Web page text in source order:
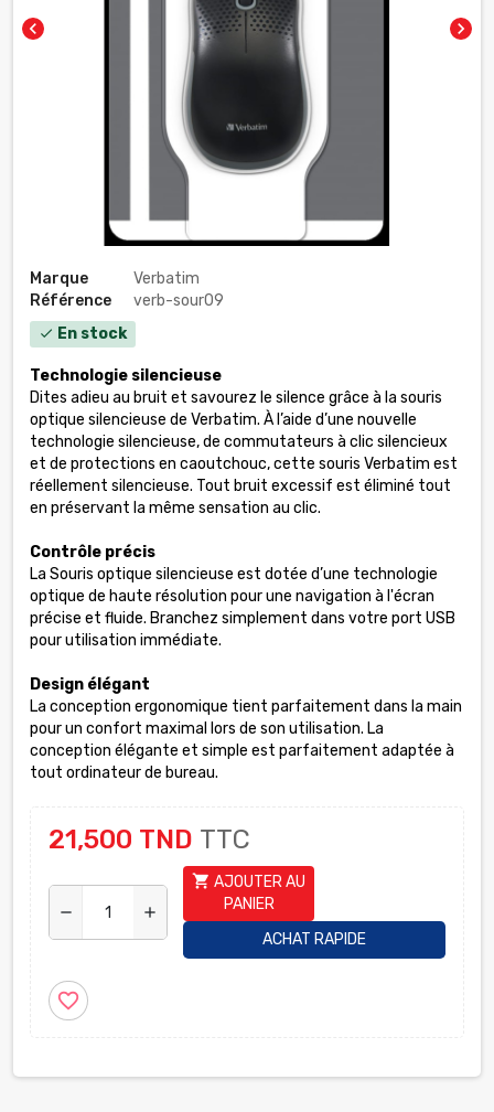
chevron_left chevron_right
Marque
Verbatim
Référence
verb-sour09
check En stock
Technologie silencieuse
Dites adieu au bruit et savourez le silence grâce à la souris
optique silencieuse de Verbatim. À l’aide d’une nouvelle
technologie silencieuse, de commutateurs à clic silencieux
et de protections en caoutchouc, cette souris Verbatim est
réellement silencieuse. Tout bruit excessif est éliminé tout
en préservant la même sensation au clic.
Contrôle précis
La Souris optique silencieuse est dotée d’une technologie
optique de haute résolution pour une navigation à l'écran
précise et fluide. Branchez simplement dans votre port USB
pour utilisation immédiate.
Design élégant
La conception ergonomique tient parfaitement dans la main
pour un confort maximal lors de son utilisation. La
conception élégante et simple est parfaitement adaptée à
tout ordinateur de bureau.
21,500 TND TTC
remove add
shopping_cart AJOUTER AU
PANIER
ACHAT RAPIDE
favorite_border